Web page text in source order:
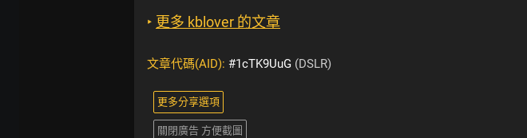
‣ 更多 kblover 的文章
文章代碼(AID): #1cTK9UuG (DSLR)
更多分享選項
關閉廣告 方便截圖